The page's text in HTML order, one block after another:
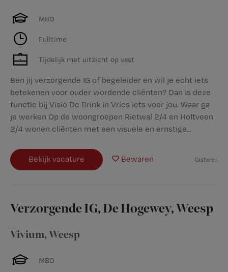
MBO
Fulltime
Tijdelijk met uitzicht op vast
Ben jij verzorgende IG of begeleider en wil je echt iets
betekenen voor ouder wordende cliënten? Dan is deze
functie bij Visio De Brink in Vries iets voor jou. Waar ga
je werken Op de woongroepen Rietwal 2/4 en Holtveen
2/4 wonen cliënten met een visuele en ernstige...
Bekijk vacature Bewaren Gisteren
Verzorgende IG, De Hogewey, Weesp
Vivium, Weesp
MBO